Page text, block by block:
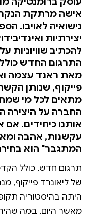
אישה מרתקת
נישואיה לאויבו.
יצירתיות
להכתיב שוויוניות
התרגום החדש
מאת ראנד עצמה
פייקוף, שנותן
מתאים לכל מי
החברה על היצירה
אותנו כיחידים.
עקשנות, אהבה
המתגבר" הוא
תרגום חדש, כולל
של ליאונרד פייקוף,
היתה בהיסטוריה
מאשר היום, במה